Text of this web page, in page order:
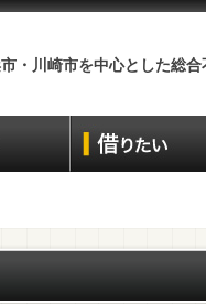
・川崎市を中心とした総合